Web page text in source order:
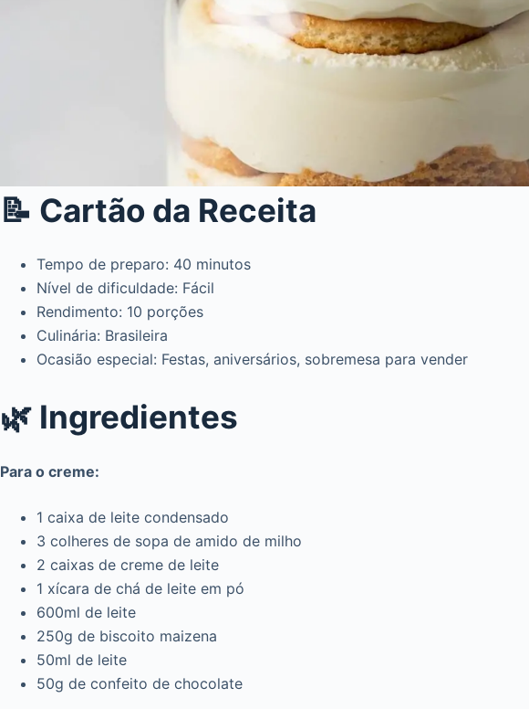
📝 Cartão da Receita
Tempo de preparo: 40 minutos
Nível de dificuldade: Fácil
Rendimento: 10 porções
Culinária: Brasileira
Ocasião especial: Festas, aniversários, sobremesa para vender
🌿 Ingredientes
Para o creme:
1 caixa de leite condensado
3 colheres de sopa de amido de milho
2 caixas de creme de leite
1 xícara de chá de leite em pó
600ml de leite
250g de biscoito maizena
50ml de leite
50g de confeito de chocolate